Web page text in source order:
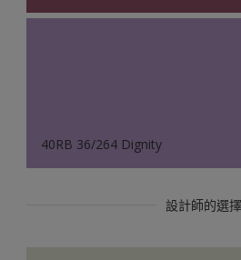
40RB 36/264 Dignity
設計師的選擇